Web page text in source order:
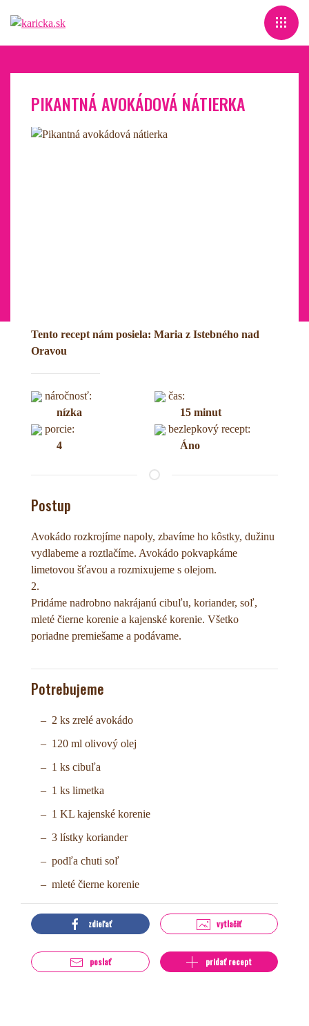
PIKANTNÁ AVOKÁDOVÁ NÁTIERKA
Tento recept nám posiela: Maria z Istebného nad
Oravou
náročnosť:
nízka
čas:
15 minut
porcie:
4
bezlepkový recept:
Áno
Postup
Avokádo rozkrojíme napoly, zbavíme ho kôstky, dužinu
vydlabeme a roztlačíme. Avokádo pokvapkáme
limetovou šťavou a rozmixujeme s olejom.
2.
Pridáme nadrobno nakrájanú cibuľu, koriander, soľ,
mleté čierne korenie a kajenské korenie. Všetko
poriadne premiešame a podávame.
Potrebujeme
2 ks zrelé avokádo
120 ml olivový olej
1 ks cibuľa
1 ks limetka
1 KL kajenské korenie
3 lístky koriander
podľa chuti soľ
mleté čierne korenie
zdieľať vytlačiť
poslať pridať recept